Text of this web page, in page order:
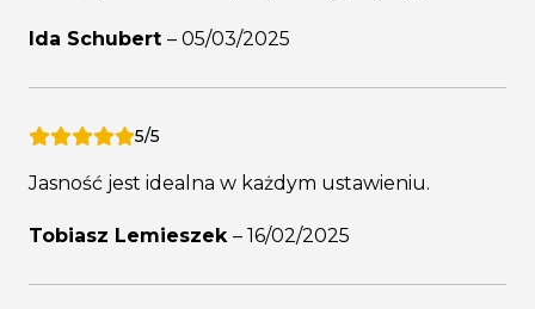
Ida Schubert – 05/03/2025
5/5
Jasność jest idealna w każdym ustawieniu.
Tobiasz Lemieszek – 16/02/2025